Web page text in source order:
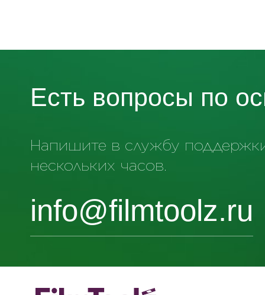
Есть вопросы по
Напишите в службу
нескольких часов.
info@filmtoolz.ru